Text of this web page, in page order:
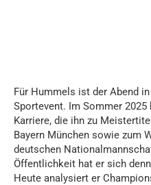
Für Hummels ist der Abend
Sportevent. Im Sommer
Karriere, die ihn zu
Bayern München sowie zum
deutschen
Öffentlichkeit hat er sich
Heute analysiert er